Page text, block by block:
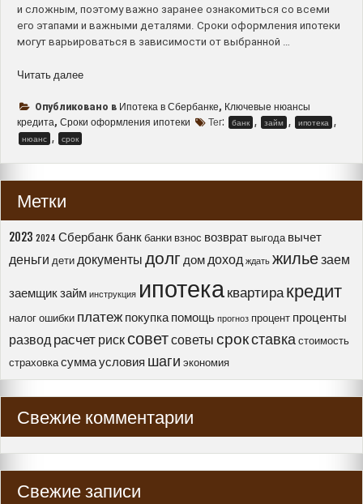
и сложным, поэтому важно заранее ознакомиться со всеми
его этапами и важными деталями. Сроки оформления ипотеки
могут варьироваться в зависимости от выбранной …
Читать далее“Ипотека
Сбербанке
–
процесса”
Опубликовано в Ипотека в Сбербанке, Ключевые нюансы
кредита, Сроки оформления ипотеки Тег: банк , займ , ипотека ,
нюанс , срок
Метки
2023 2024 Сбербанкбанкбанки взнос возврат выгода вычет
деньги детидокументы долг домдоход ждать жильезаем
заемщикзайм инструкция ипотекаквартиракредит
налогошибки платеж покупка помощь прогноз процент проценты
развод расчет рисксоветсоветы срокставка стоимость
страховкасуммаусловия шаги экономия
Свежие комментарии
Свежие записи